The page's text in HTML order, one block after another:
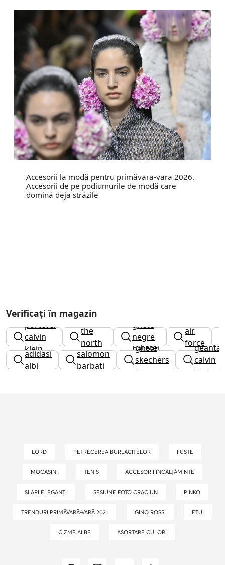
Accesorii la modă pentru primăvara-vara 2026.
Accesorii de pe podiumurile de modă care
domină deja străzile
Verificați în magazin
portofel
calvin
klein
caciula
the
north
face
ghete
negre
barbati
air
force
1
adidasi
albi
salomon
barbati
ghete
skechers
fete
geanta
calvin
klein
LORD PETRECEREA BURLACITELOR FUSTE
MOCASINI TENIS ACCESORII ÎNCĂLȚĂMINTE
ȘLAPI ELEGANȚI SESIUNE FOTO CRACIUN PINKO
TRENDURI PRIMĂVARĂ-VARĂ 2021 GINO ROSSI ETUI
CIZME ALBE ASORTARE CULORI